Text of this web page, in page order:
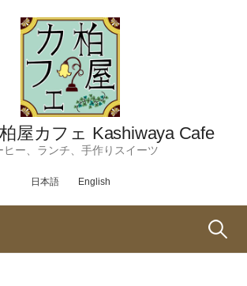
屋カフェ Kashiwaya Cafe
ヒー、ランチ、手作りスイーツ
日本語 English
検